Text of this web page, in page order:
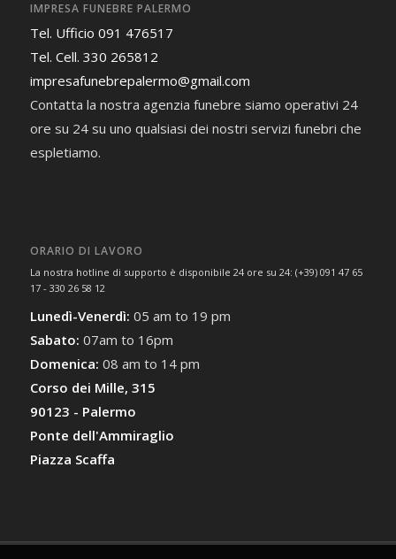
IMPRESA FUNEBRE PALERMO
Tel. Ufficio 091 476517
Tel. Cell. 330 265812
impresafunebrepalermo@gmail.com
Contatta la nostra agenzia funebre siamo operativi 24
ore su 24 su uno qualsiasi dei nostri servizi funebri che
espletiamo.
ORARIO DI LAVORO
La nostra hotline di supporto è disponibile 24 ore su 24: (+39) 091 47 65
17 - 330 26 58 12
Lunedì-Venerdì: 05 am to 19 pm
Sabato: 07am to 16pm
Domenica: 08 am to 14 pm
Corso dei Mille, 315
90123 - Palermo
Ponte dell'Ammiraglio
Piazza Scaffa